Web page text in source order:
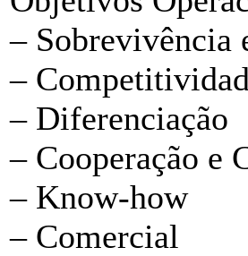
– Sobrevivência
–
– Diferenciação
– Cooperação e
– Know-how
– Comercial